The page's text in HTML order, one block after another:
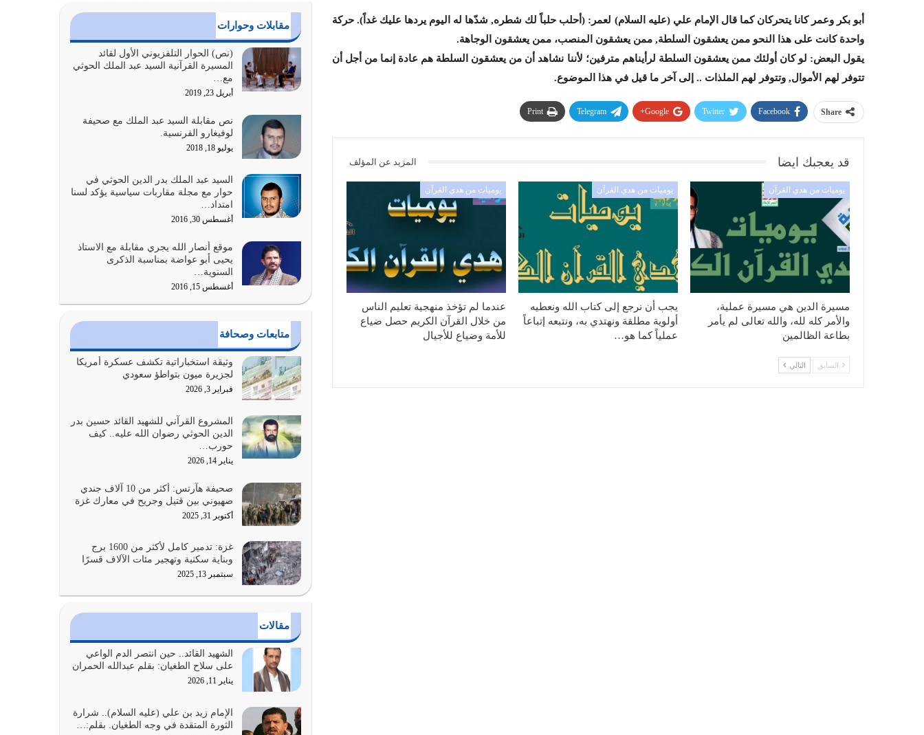
أبو بكر وعمر كانا يتحركان كما قال الإمام علي (عليه السلام) لعمر: (أحلب حلباً لك شطره, شدّها له اليوم يردها عليك غداً). حركة
واحدة كانت على هذا النحو ممن يعشقون السلطة, ممن يعشقون المنصب، ممن يعشقون الوجاهة.
يقول البعض: لو كان أولئك ممن يعشقون السلطة لرأيناهم مترفين؛ لأننا نشاهد أن من يعشقون السلطة هم عادة إنما من أجل أن
تتوفر لهم الأموال, وتتوفر لهم الملذات .. إلى آخر ما قيل في هذا الموضوع.
Share
Facebook
Twitter
Google+
Telegram
Print
قد يعجبك ايضا المزيد عن المؤلف
يوميات من هدي القرآن
مسيرة الدين هي مسيرة عملية،
والأمر كله لله، والله تعالى لم يأمر
بطاعة الظالمين
يوميات من هدي القرآن
يجب أن نرجع إلى كتاب الله ونعطيه
أولوية مطلقة ونهتدي به، ونتبعه إتباعاً
عملياً كما هو…
يوميات من هدي القرآن
عندما لم تؤخذ منهجية تعليم الناس
من خلال القرآن الكريم حصل ضياع
للأمة وضياع للأجيال
السابق التالي
أغسطس 2, 2026
السبب الرئيسي لشقاء الأمة الابتعاد عن كتاب الله
والتعدي لحدود الله بالإضافات للدين
أغسطس 1, 2026
أبرز أسباب الشقاء هو الإعراض عن ذكر الله وعن هدى
الله المتمثل في القرآن الكريم
يوليو 31, 2026
أولياء الشيطان كلما كانوا أكثر ولاءً وطاعة للشيطان
كلما كانوا أكثر ضعفاً
يوليو 30, 2026
والرزق والاستبشار والنجاة والخلود في…
يوليو 29, 2026
هل نحن من الصالحين؟ قيِّم نفسك هنا اترك القرآن
على أصله وأعرض نفسك، وأعرض ما لديك على…
يوليو 27, 2026
عندما يكون عدوك هو عدو الله معناه أن تكون نقاط
الضعف فيه كثيرة وسينصرك الله عليه إذا…
يوليو 26, 2026
أراد الله لهذه الأمة ان تكون خير امة أخرجت للناس
بالنهوض بالأمر بالمعروف والنهي عن…
يوليو 25, 2026
الدين الذي شرعه الله لا يجوز أن يخضع لآرائنا وأهوائنا
واجتهاداتنا لأننا سنختلف ونتفرق
يوليو 24, 2026
يجب أن نعود جميعاً الى القرآن وعندنا أخطاء جميعاً
لنعتصم بحبل الله جميعاً وليس كل…
يوليو 22, 2026
المُلك كله لله تعالى يؤتيه من يشاء وينزعه ممن يشاء
مقابلات وحوارات
(نص) الحوار التلفزيوني الأول لقائد
المسيرة القرآنية السيد عبد الملك الحوثي
مع…
أبريل 23, 2019
نص مقابلة السيد عبد الملك مع صحيفة
لوفيغارو الفرنسية.
يوليو 18, 2018
السيد عبد الملك بدر الدين الحوثي في
حوار مع مجلة مقاربات سياسية يؤكد لسنا
امتداد…
أغسطس 30, 2016
موقع أنصار الله يجري مقابلة مع الاستاذ
يحيى أبو عواضة بمناسبة الذكرى
السنوية…
أغسطس 15, 2016
متابعات وصحافة
وثيقة استخباراتية تكشف عسكرة أمريكا
لجزيرة ميون بتواطؤ سعودي
فبراير 3, 2026
المشروع القرآني للشهيد القائد حسين بدر
الدين الحوثي رضوان الله عليه.. كيف
حورب…
يناير 14, 2026
صحيفة هآرتس: أكثر من 10 آلاف جندي
صهيوني بين قتيل وجريح في معارك غزة
أكتوبر 31, 2025
غزة: تدمير كامل لأكثر من 1600 برج
وبناية سكنية وتهجير مئات الآلاف قسرًا
سبتمبر 13, 2025
مقالات
الشهيد القائد.. حين انتصر الدم الواعي
على سلاح الطغيان: بقلم عبدالله الحمران
يناير 11, 2026
الإمام زيد بن علي (عليه السلام).. شرارة
الثورة المتقدة في وجه الطغيان. بقلم:…